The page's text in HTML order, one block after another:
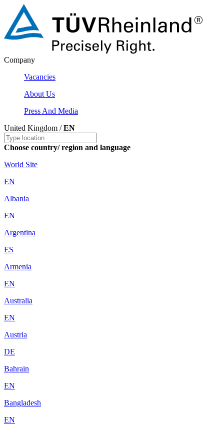
Company
Vacancies
About Us
Press And Media
United Kingdom /EN
Choose country/ region and language
World Site
EN
Albania
EN
Argentina
ES
Armenia
EN
Australia
EN
Austria
DE
Bahrain
EN
Bangladesh
EN